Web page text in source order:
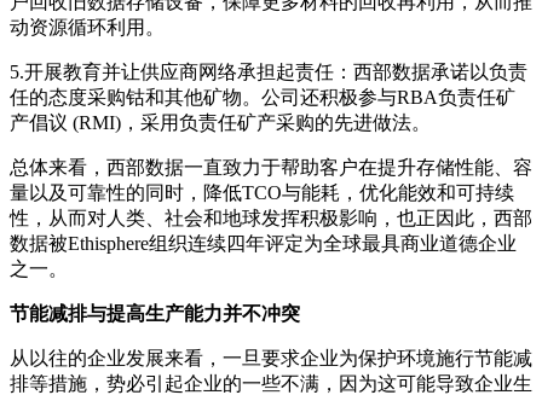
动资源循环利用。
5.开展教育并让供应商网络承担起责任：西部数据承诺以负责
任的态度采购钴和其他矿物。公司还积极参与RBA负责任矿
产倡议 (RMI)，采用负责任矿产采购的先进做法。
总体来看，西部数据一直致力于帮助客户在提升存储性能、容
量以及可靠性的同时，降低TCO与能耗，优化能效和可持续
性，从而对人类、社会和地球发挥积极影响，也正因此，西部
数据被Ethisphere组织连续四年评定为全球最具商业道德企业
之一。
节能减排与提高生产能力并不冲突
从以往的企业发展来看，一旦要求企业为保护环境施行节能减
排等措施，势必引起企业的一些不满，因为这可能导致企业生